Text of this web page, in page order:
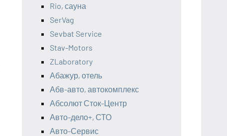
Rio, сауна
SerVag
Sevbat Service
Stav-Motors
ZLaboratory
Абажур, отель
Абв-авто, автокомплекс
Абсолют Сток-Центр
Авто-дело+, СТО
Авто-Сервис